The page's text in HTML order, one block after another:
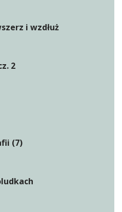
i wzdłuż
2
(7)